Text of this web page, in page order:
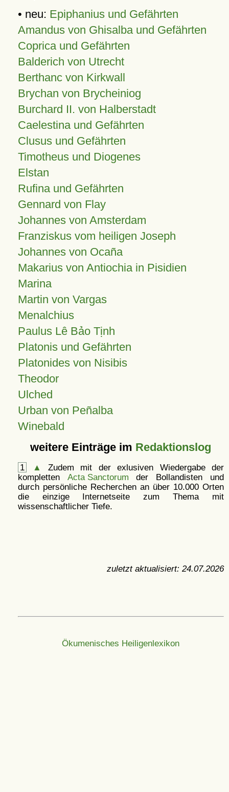
• neu: Epiphanius und Gefährten
Amandus von Ghisalba und Gefährten
Coprica und Gefährten
Balderich von Utrecht
Berthanc von Kirkwall
Brychan von Brycheiniog
Burchard II. von Halberstadt
Caelestina und Gefährten
Clusus und Gefährten
Timotheus und Diogenes
Elstan
Rufina und Gefährten
Gennard von Flay
Johannes von Amsterdam
Franziskus vom heiligen Joseph
Johannes von Ocaña
Makarius von Antiochia in Pisidien
Marina
Martin von Vargas
Menalchius
Paulus Lê Bảo Tịnh
Platonis und Gefährten
Platonides von Nisibis
Theodor
Ulched
Urban von Peñalba
Winebald
weitere Einträge im Redaktionslog
1 ▲
Zudem mit der exlusiven Wiedergabe der
kompletten Acta Sanctorum der Bollandisten und
durch persönliche Recherchen an über 10.000 Orten
die einzige Internetseite zum Thema mit
wissenschaftlicher Tiefe.
zuletzt aktualisiert: 24.07.2026
Ökumenisches Heiligenlexikon